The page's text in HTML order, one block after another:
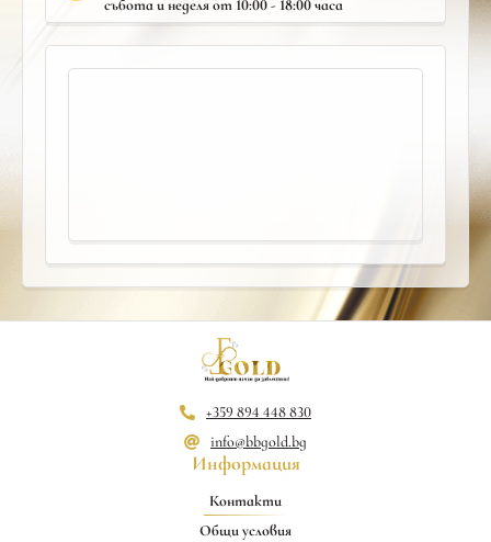
събота и неделя от 10:00 - 18:00 часа
+359 894 448 830
info@bbgold.bg
Информация
Контакти
Общи условия